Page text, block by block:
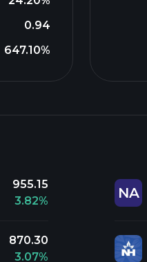
0.94
647.10%
955.15
3.82%
870.30
3.07%
NA